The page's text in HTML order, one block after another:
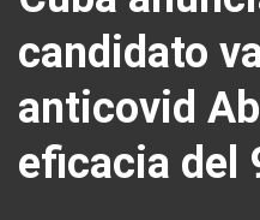
candidato
anticovid
eficacia del